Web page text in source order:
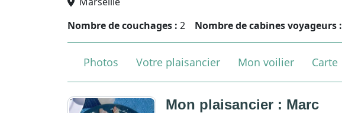
Nombre de couchages : 2 Nombre de cabines voyageurs :
Photos Votre plaisancier Mon voilier Carte
Mon plaisancier : Marc